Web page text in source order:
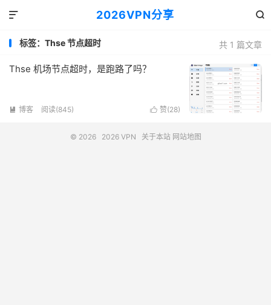
2026VPN分享 

共 1 篇文章
标签：Thse 节点超时
Thse 机场节点超时，是跑路了吗？
 赞(28)
 博客 阅读(845)
© 2026 2026 VPN 关于本站 网站地图